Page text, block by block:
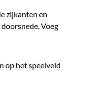
zijkanten en
Voeg
op het speelveld